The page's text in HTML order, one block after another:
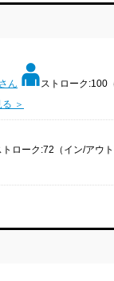
ん
ストローク:100
＞
トローク:72（イン/アウト